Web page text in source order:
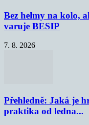
Bez helmy na kolo,
varuje BESIP
7. 8. 2026
Přehledně: Jaká je
praktika od ledna...